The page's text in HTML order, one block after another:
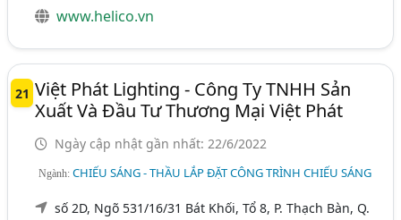
www.helico.vn
21 Việt Phát Lighting - Công Ty TNHH Sản
Xuất Và Đầu Tư Thương Mại Việt Phát
Ngày cập nhật gần nhất: 22/6/2022
Ngành:CHIẾU SÁNG - THẦU LẮP ĐẶT CÔNG TRÌNH CHIẾU SÁNG
số 2D, Ngõ 531/16/31 Bát Khối, Tổ 8, P. Thạch Bàn, Q.